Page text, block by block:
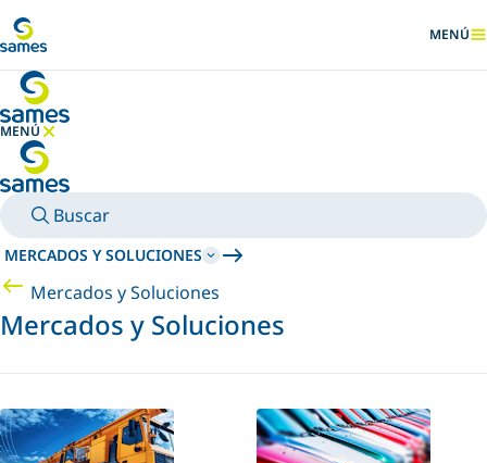
MENÚ
MENÚ
OCULTAR MENÚ
Buscar
MERCADOS Y SOLUCIONES
Mercados y Soluciones
Mercados y Soluciones